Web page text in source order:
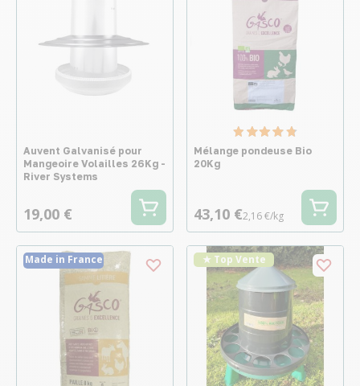
Auvent Galvanisé pour
Mangeoire Volailles 26Kg -
River Systems
19,00 €
Mélange pondeuse Bio
20Kg
43,10 €2,16 €/kg
Made in France ★ Top Vente